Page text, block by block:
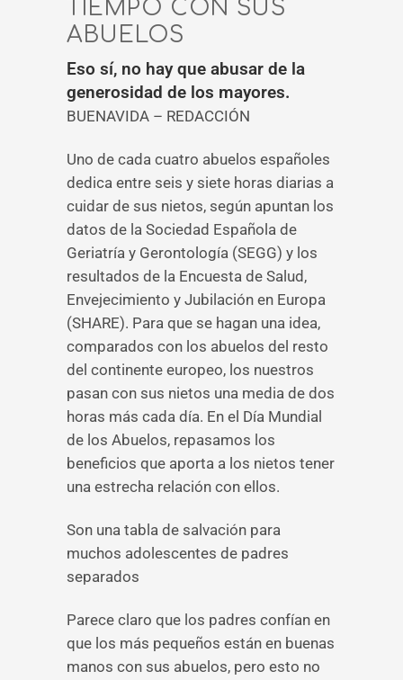
TIEMPO CON SUS
ABUELOS
Eso sí, no hay que abusar de la
generosidad de los mayores.
BUENAVIDA – REDACCIÓN
Uno de cada cuatro abuelos españoles
dedica entre seis y siete horas diarias a
cuidar de sus nietos, según apuntan los
datos de la Sociedad Española de
Geriatría y Gerontología (SEGG) y los
resultados de la Encuesta de Salud,
Envejecimiento y Jubilación en Europa
(SHARE). Para que se hagan una idea,
comparados con los abuelos del resto
del continente europeo, los nuestros
pasan con sus nietos una media de dos
horas más cada día. En el Día Mundial
de los Abuelos, repasamos los
beneficios que aporta a los nietos tener
una estrecha relación con ellos.
Son una tabla de salvación para
muchos adolescentes de padres
separados
Parece claro que los padres confían en
que los más pequeños están en buenas
manos con sus abuelos, pero esto no